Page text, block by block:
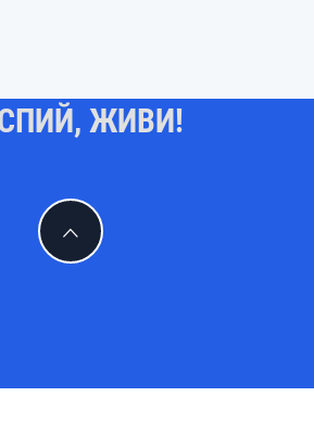
ЖИВИ!